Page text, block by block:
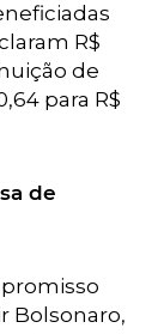
R$
de
para R$
de
Bolsonaro,